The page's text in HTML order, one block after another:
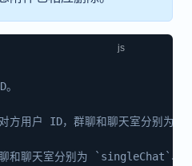
方用户 ID，群聊和聊天室分别为
和聊天室分别为 `singleChat`